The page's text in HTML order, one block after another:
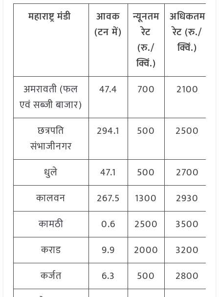
महाराष्ट्रमंडी
आवक
(टन में)
न्यूनतम
रेट
(रु./
क्विं.)
अधिकतम
रेट (रु./
क्विं.)
अमरावती (फल
एवं सब्जी बाजार)
47.4 700 2100
छत्रपति
संभाजीनगर
294.1 500 2500
धुले 47.1 500 2700
कालवन
267.5 1300 2930
कामठी
0.6 2500 3500
कराड
9.9 2000 3200
कर्जत
6.3 500 2800